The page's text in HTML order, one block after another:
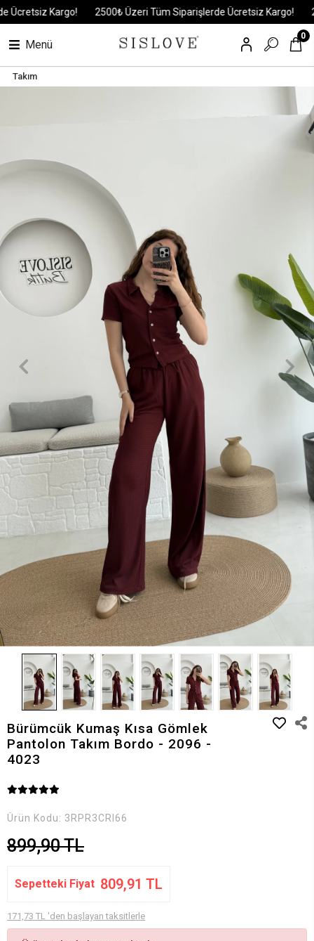
Kargo! 2500₺ Üzeri Tüm Siparişlerde Ücretsiz Kargo!
Menü
0
Takım
Bürümcük Kumaş Kısa Gömlek
Pantolon Takım Bordo - 2096 -
4023
Ürün Kodu: 3RPR3CRI66
899,90 TL
Sepetteki Fiyat 809,91 TL
171,73 TL 'den başlayan taksitlerle